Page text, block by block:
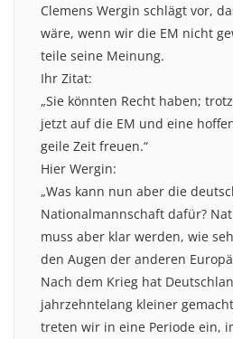
Clemens Wergin schlägt vor,
wäre, wenn wir die EM nicht
teile seine Meinung.
Ihr Zitat:
„Sie könnten Recht haben;
jetzt auf die EM und eine
geile Zeit freuen.“
Hier Wergin:
„Was kann nun aber die
Nationalmannschaft dafür?
muss aber klar werden, wie
den Augen der anderen
Nach dem Krieg hat
jahrzehntelang kleiner
treten wir in eine Periode ein,